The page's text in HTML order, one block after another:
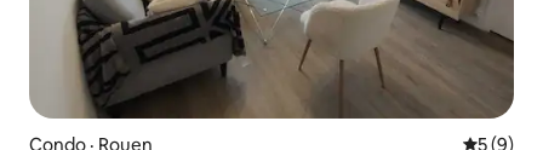
Condo · Rouen Note
5 (9)